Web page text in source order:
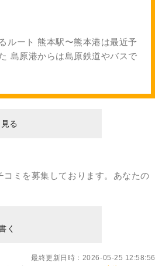
ルート 熊本駅〜熊本港は最近予
島原港からは島原鉄道やバスで
る
ミを募集しております。あなたの
く
最終更新日時：2026-05-25 12:58:56